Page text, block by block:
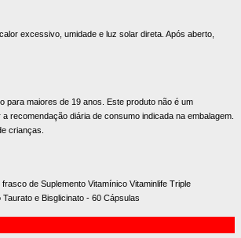
excessivo, umidade e luz solar direta. Após aberto,
para maiores de 19 anos. Este produto não é um
recomendação diária de consumo indicada na embalagem.
crianças.
frasco de Suplemento Vitamínico Vitaminlife Triple
e Bisglicinato - 60 Cápsulas